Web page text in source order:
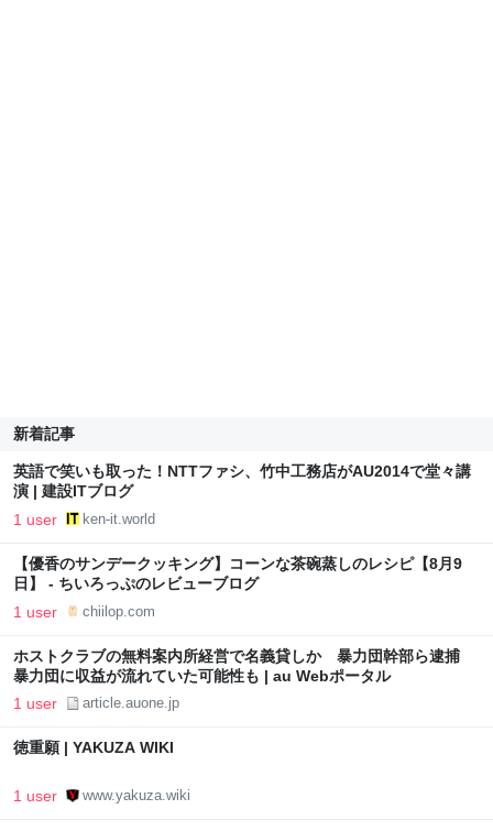
新着記事
英語で笑いも取った！NTTファシ、竹中工務店がAU2014で堂々講
演 | 建設ITブログ
1 user ken-it.world
【優香のサンデークッキング】コーンな茶碗蒸しのレシピ【8月9
日】 - ちいろっぷのレビューブログ
1 user chiilop.com
ホストクラブの無料案内所経営で名義貸しか 暴力団幹部ら逮捕
暴力団に収益が流れていた可能性も | au Webポータル
1 user article.auone.jp
徳重願 | YAKUZA WIKI
1 user www.yakuza.wiki